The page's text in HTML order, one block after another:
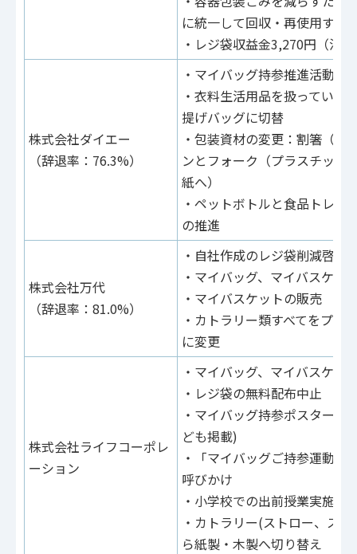
に統一して回収・再使用する
・レジ袋収益金3,270円（活
株式会社ダイエー
（辞退率：76.3%）
・マイバッグ持参推進活動
・衣料生活用品を扱っている
提げバッグに切替
・包装資材の変更：割箸（包
ンとフォーク（プラスチック
紙へ）
・ペットボトルと食品トレー
の推進
株式会社万代
（辞退率：81.0%）
・自社作成のレジ袋削減啓発
・マイバッグ、マイバスケッ
・マイバスケットの販売
・カトラリー類すべてをプラ
に変更
株式会社ライフコーポレ
ーション
・マイバッグ、マイバスケッ
・レジ袋の無料配布中止
・マイバッグ持参ポスター掲
ども掲載)
・「マイバッグご持参運動」
呼びかけ
・小学校での出前授業実施時
・カトラリー(ストロー、ス
ら紙製・木製へ切り替え